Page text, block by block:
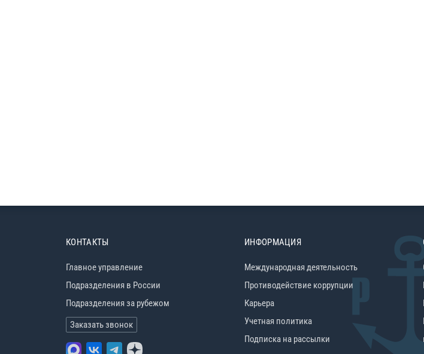
КОНТАКТЫ
Главное управление
Подразделения в России
Подразделения за рубежом
Заказать звонок
ИНФОРМАЦИЯ
Международная деятельность
Противодействие коррупции
Карьера
Учетная политика
Подписка на рассылки